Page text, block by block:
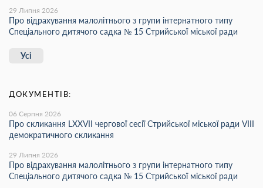
29 Липня 2026
Про відрахування малолітнього з групи інтернатного типу
Спеціального дитячого садка № 15 Стрийської міської ради
Усі
ДОКУМЕНТІВ:
06 Серпня 2026
Про скликання LХХVІІ чергової сесії Стрийської міської ради VIII
демократичного скликання
29 Липня 2026
Про відрахування малолітнього з групи інтернатного типу
Спеціального дитячого садка № 15 Стрийської міської ради